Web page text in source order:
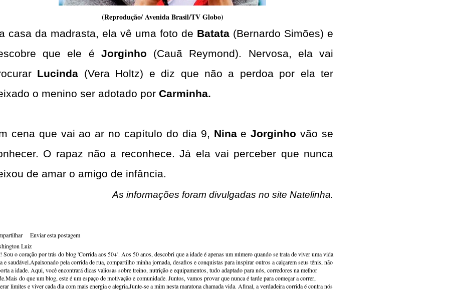
(Reprodução/ Avenida Brasil/TV Globo)
casa da madrasta, ela vê uma foto de Batata (Bernardo Simões) e
que ele é Jorginho (Cauã Reymond). Nervosa, ela vai
Lucinda (Vera Holtz) e diz que não a perdoa por ela ter
o menino ser adotado por Carminha.
cena que vai ao ar no capítulo do dia 9, NinaeJorginho vão se
O rapaz não a reconhece. Já ela vai perceber que nunca
de amar o amigo de infância.
As informações foram divulgadas no site Natelinha.
Enviar esta postagem
Luiz
Sou o coração por trás do blog 'Corrida aos 50+'. Aos 50 anos, descobri que a idade é apenas um número quando se trata de viver uma vida
e saudável.Apaixonado pela corrida de rua, compartilho minha jornada, desafios e conquistas para inspirar outros a calçarem seus tênis, não
a idade. Aqui, você encontrará dicas valiosas sobre treino, nutrição e equipamentos, tudo adaptado para nós, corredores na melhor
do que um blog, este é um espaço de motivação e comunidade. Juntos, vamos provar que nunca é tarde para começar a correr,
limites e viver cada dia com mais energia e alegria.Junte-se a mim nesta maratona chamada vida. Afinal, a verdadeira corrida é contra nós